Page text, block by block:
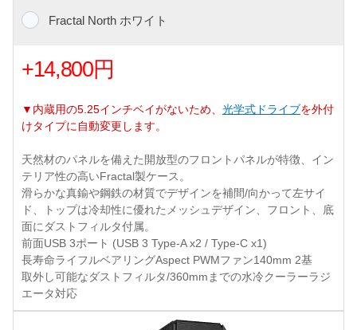
Fractal North ホワイト
+14,800円
▼内蔵用の5.25インチベイがないため、 光学式ドライブを外付
けタイプに自動変更します。
天然材のパネルを備えた開放型のフロントパネルが特徴、イン
テリア性の高いFractal製ケース。
滑らかな真鍮や鋼鉄の材質でデザインを補間/向かって左サイ
ド、トップは冷却性に優れたメッシュデザイン、フロント、底
面にダストフィルタ付属。
前面USB 3ポート (USB 3 Type-A x2 / Type-C x1)
長寿命ライフルベアリングAspect PWMファン140mm 2基
取外し可能なダストフィルタ/360mmまでの水冷クーラーラジ
エータ対応